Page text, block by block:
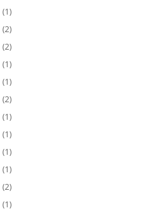
(1)
(2)
(2)
(1)
(1)
(2)
(1)
(1)
(1)
(1)
(2)
(1)